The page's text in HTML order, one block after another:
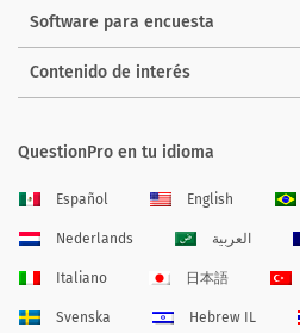
Software para encuesta
Contenido de interés
QuestionPro en tu idioma
Español English
Nederlands العربية
Italiano 日本語
Svenska Hebrew IL